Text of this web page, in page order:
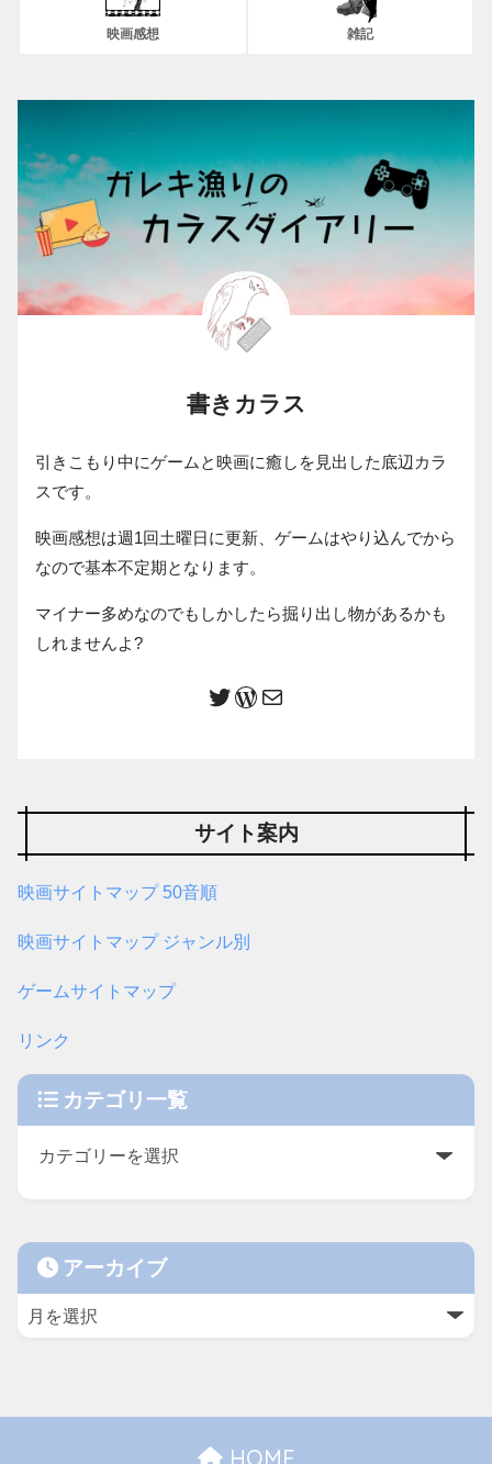
映画感想 雑記
書きカラス
引きこもり中にゲームと映画に癒しを見出した底辺カラ
スです。
映画感想は週1回土曜日に更新、ゲームはやり込んでから
なので基本不定期となります。
マイナー多めなのでもしかしたら掘り出し物があるかも
しれませんよ?
サイト案内
映画サイトマップ 50音順
映画サイトマップ ジャンル別
ゲームサイトマップ
リンク
カテゴリ一覧
アーカイブ
HOME